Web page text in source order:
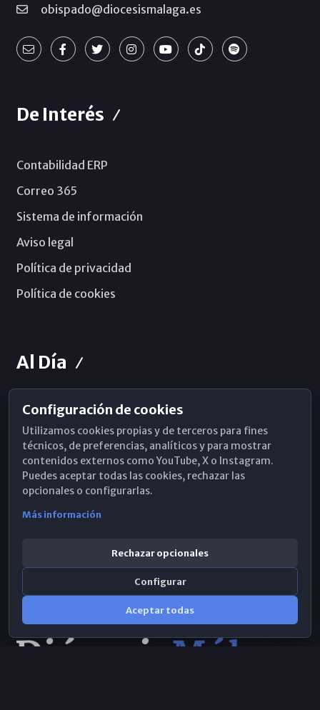
obispado@diocesismalaga.es
De Interés
Contabilidad ERP
Correo 365
Sistema de información
Aviso legal
Política de privacidad
Política de cookies
Al Día
Horarios de Misa
Hemeroteca
WhatsApp
Configuración de cookies
Utilizamos cookies propias y de terceros para fines
técnicos, de preferencias, analíticos y para mostrar
contenidos externos como YouTube, X o Instagram.
Puedes aceptar todas las cookies, rechazar las
opcionales o configurarlas.
Más información
Rechazar opcionales
Configurar
Aceptar todas